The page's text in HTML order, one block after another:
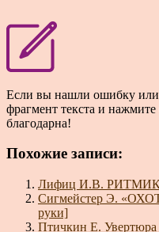
Если вы нашли ошибку или
фрагмент текста и нажмите
благодарна!
Похожие записи:
Лифиц И.В.
Сигмейстер Э.
руки]
Птичкин Е. Увертюра